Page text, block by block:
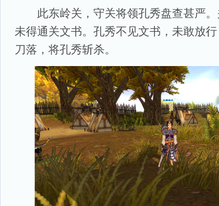
此东岭关，守关将领孔秀盘查甚严。
未得通关文书。孔秀不见文书，未敢放
刀落，将孔秀斩杀。